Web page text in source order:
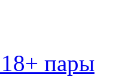
18+ пары